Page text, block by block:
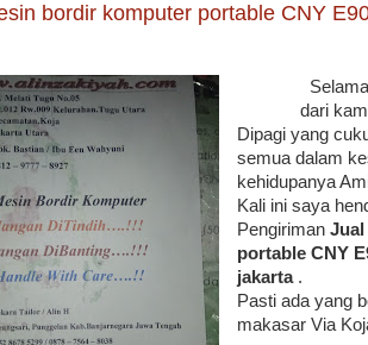
bordir komputer portable CNY
Selamat
dari
Dipagi yang
semua dalam
kehidupanya
Kali ini saya
Pengiriman
portable CNY
jakarta.
Pasti ada yang
makasar Via